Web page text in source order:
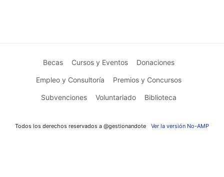
Becas Cursos y Eventos Donaciones
Empleo y Consultoría Premios y Concursos
Subvenciones Voluntariado Biblioteca
Todos los derechos reservados a @gestionandote Ver la versión No-AMP